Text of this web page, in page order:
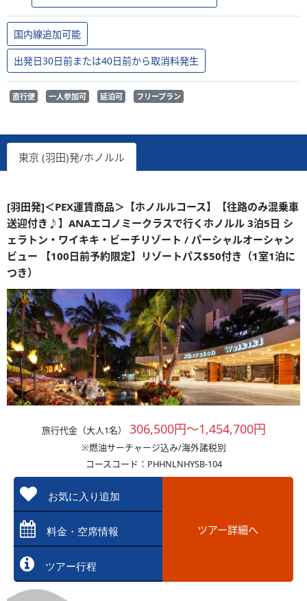
国内線追加可能
出発日30日前または40日前から取消料発生
直行便 一人参加可 延泊可 フリープラン
東京 (羽田)発/ホノルル
[羽田発]＜PEX運賃商品＞【ホノルルコース】【往路のみ混乗車
送迎付き♪】ANAエコノミークラスで行くホノルル 3泊5日 シ
ェラトン・ワイキキ・ビーチリゾート / パーシャルオーシャン
ビュー 【100日前予約限定】リゾートパス$50付き（1室1泊に
つき）
旅行代金（大人1名） 306,500円～1,454,700円
※燃油サーチャージ込み/海外諸税別
コースコード：PHHNLNHYSB-104
お気に入り追加
料金・空席情報
ツアー行程
ツアー詳細へ